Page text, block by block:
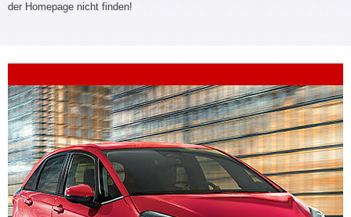
der Homepage nicht finden!